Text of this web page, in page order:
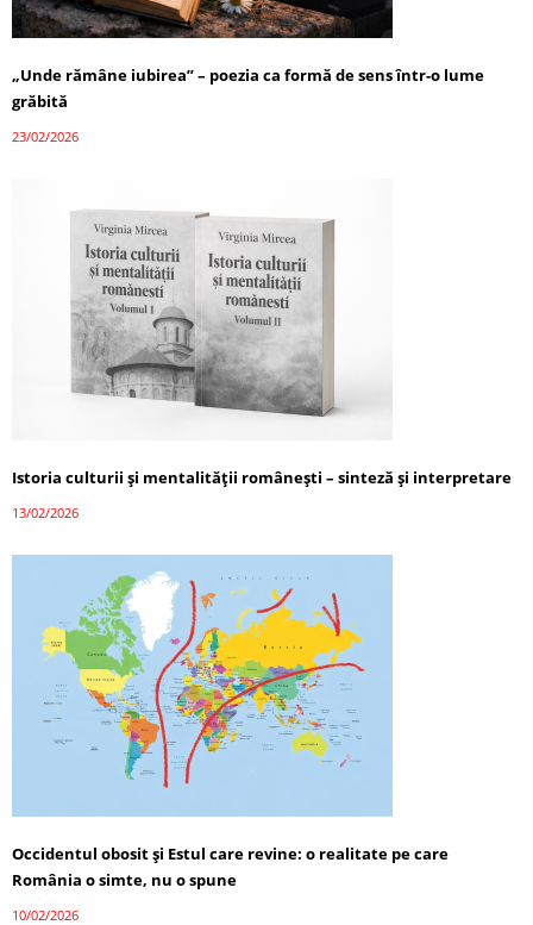
„Unde rămâne iubirea” – poezia ca formă de sens într-o lume
grăbită
23/02/2026
Istoria culturii și mentalității românești – sinteză și interpretare
13/02/2026
Occidentul obosit și Estul care revine: o realitate pe care
România o simte, nu o spune
10/02/2026